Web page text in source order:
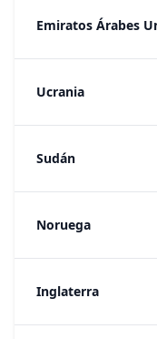
Emiratos Árabes
Ucrania
Sudán
Noruega
Inglaterra